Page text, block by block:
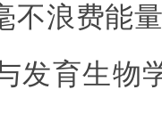
不浪费能
发育生物